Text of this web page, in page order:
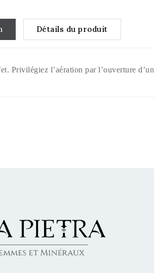
Détails du produit
Privilégiez l’aération par l’ouverture